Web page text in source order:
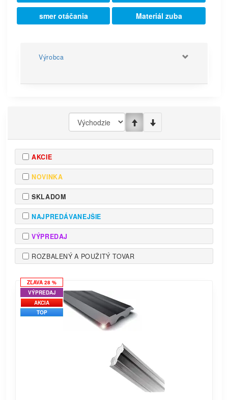
smer otáčania Materiál zuba
Výrobca
AKCIE
NOVINKA
SKLADOM
NAJPREDÁVANEJŠIE
VÝPREDAJ
ROZBALENÝ A POUŽITÝ TOVAR
ZĽAVA 28 %
VÝPREDAJ
AKCIA
TOP